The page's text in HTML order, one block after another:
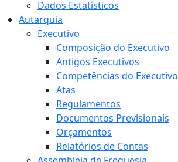
Dados Estatísticos
Autarquia
Executivo
Composição do Executivo
Antigos Executivos
Competências do Executivo
Atas
Regulamentos
Documentos Previsionais
Orçamentos
Relatórios de Contas